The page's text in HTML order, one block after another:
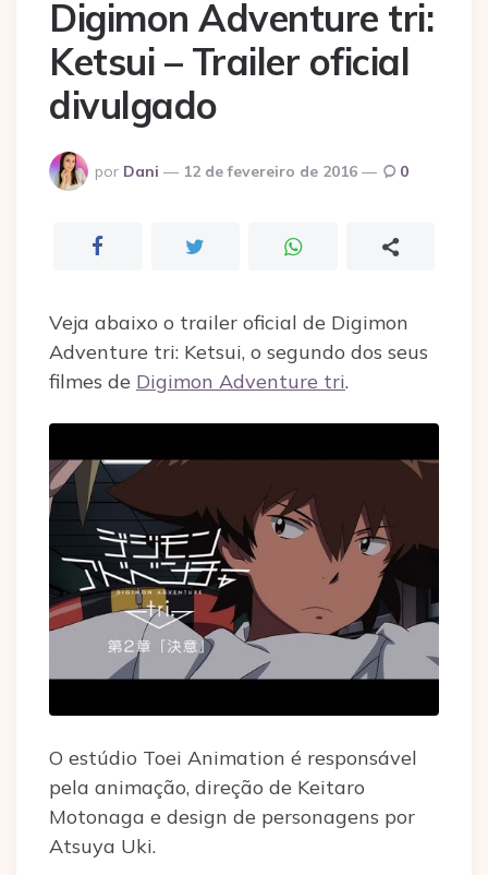
Digimon Adventure tri:
Ketsui – Trailer oficial
divulgado
Postado
por
por Dani 12 de fevereiro de 2016 0
Veja abaixo o trailer oficial de Digimon
Adventure tri: Ketsui, o segundo dos seus
filmes de Digimon Adventure tri.
O estúdio Toei Animation é responsável
pela animação, direção de Keitaro
Motonaga e design de personagens por
Atsuya Uki.